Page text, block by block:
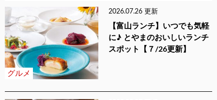
グルメ
2026.07.26 更新
【富山ランチ】いつでも気軽
に♪ とやまのおいしいランチ
スポット【７/26更新】